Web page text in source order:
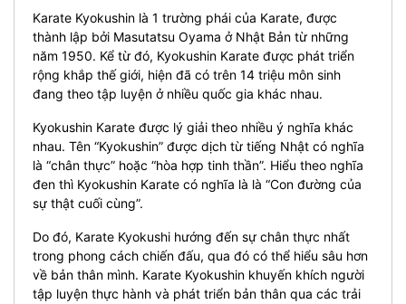
Karate Kyokushin là 1 trường phái của Karate, được
thành lập bởi Masutatsu Oyama ở Nhật Bản từ những
năm 1950. Kể từ đó, Kyokushin Karate được phát triển
rộng khắp thế giới, hiện đã có trên 14 triệu môn sinh
đang theo tập luyện ở nhiều quốc gia khác nhau.
Kyokushin Karate được lý giải theo nhiều ý nghĩa khác
nhau. Tên “Kyokushin” được dịch từ tiếng Nhật có nghĩa
là “chân thực” hoặc “hòa hợp tinh thần”. Hiểu theo nghĩa
đen thì Kyokushin Karate có nghĩa là là “Con đường của
sự thật cuối cùng”.
Do đó, Karate Kyokushi hướng đến sự chân thực nhất
trong phong cách chiến đấu, qua đó có thể hiểu sâu hơn
về bản thân mình. Karate Kyokushin khuyến khích người
tập luyện thực hành và phát triển bản thân qua các trải